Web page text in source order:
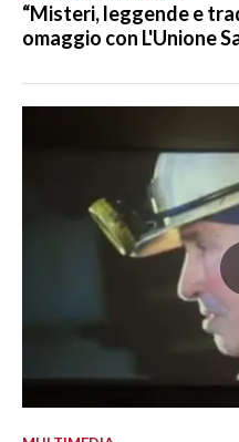
“Misteri, leggende e
omaggio con L'Unione